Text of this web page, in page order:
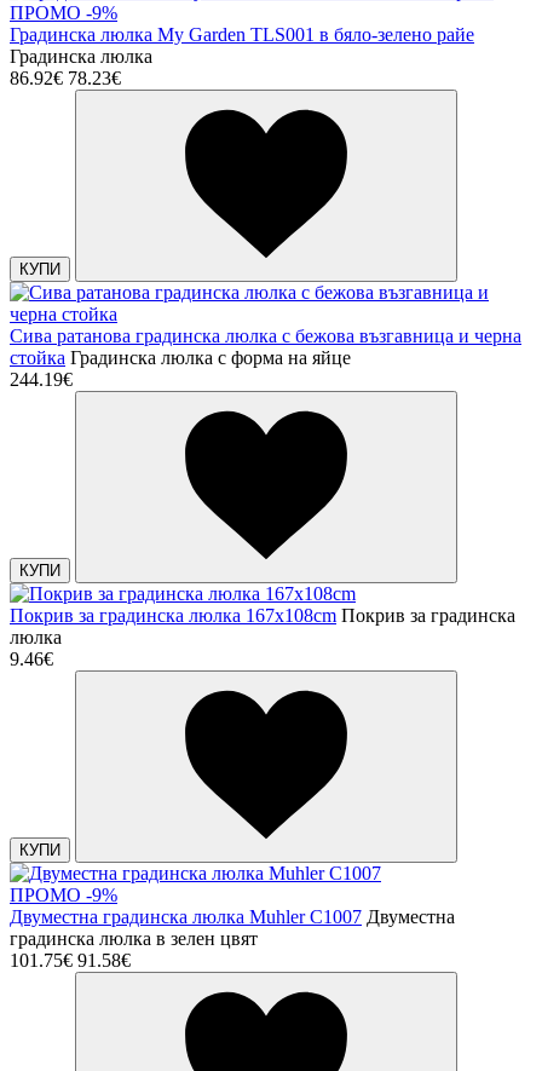
ПРОМО -9%
Градинска люлка My Garden TLS001 в бяло-зелено райе
Градинска люлка
86.92€ 78.23€
КУПИ
Сива ратанова градинска люлка с бежова възгавница и черна
стойка Градинска люлка с форма на яйце
244.19€
КУПИ
Покрив за градинска люлка 167x108cm Покрив за градинска
люлка
9.46€
КУПИ
ПРОМО -9%
Двуместна градинска люлка Muhler C1007 Двуместна
градинска люлка в зелен цвят
101.75€ 91.58€